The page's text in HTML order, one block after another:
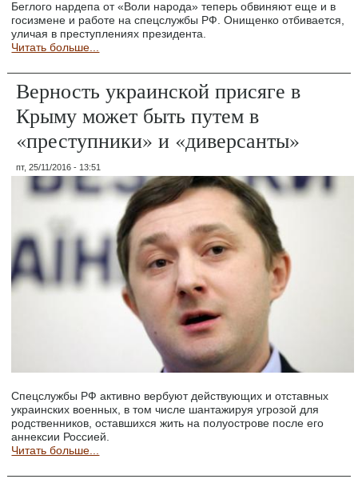
Беглого нардепа от «Воли народа» теперь обвиняют еще и в
госизмене и работе на спецслужбы РФ. Онищенко отбивается,
уличая в преступлениях президента.
Читать больше...
Верность украинской присяге в
Крыму может быть путем в
«преступники» и «диверсанты»
пт, 25/11/2016 - 13:51
Спецслужбы РФ активно вербуют действующих и отставных
украинских военных, в том числе шантажируя угрозой для
родственников, оставшихся жить на полуострове после его
аннексии Россией.
Читать больше...